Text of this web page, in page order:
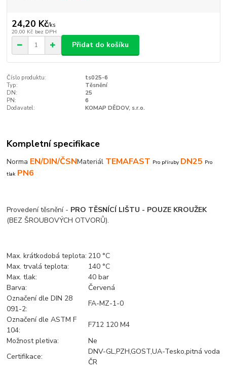
24,20 Kč/ks
20,00 Kč bez DPH
Přidat do košíku
Číslo produktu:
ts025-6
Typ:
Těsnění
DN:
25
PN:
6
Dodavatel:
KOMAP DĚDOV, s.r.o.
Kompletní specifikace
Norma EN/DIN/ČSNMateriál TEMAFAST Pro příruby DN25 Pro
tlak PN6
Provedení těsnění - PRO TĚSNÍCÍ LIŠTU - POUZE KROUŽEK
(BEZ ŠROUBOVÝCH OTVORŮ).
Max. krátkodobá teplota: 210 °C
Max. trvalá teplota:
140 °C
Max. tlak:
40 bar
Barva:
Červená
Označení dle DIN 28
091-2:
FA-MZ-1-0
Označení dle ASTM F
104:
F712 120 M4
Možnost pletiva:
Ne
Certifikace:
DNV-GL,PZH,GOST,UA-Tesko,pitná voda
ČR